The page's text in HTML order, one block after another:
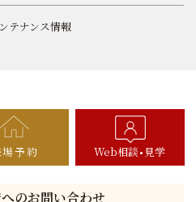
テナンス情報
場予約 Web相談 見学
のお問い合わせ